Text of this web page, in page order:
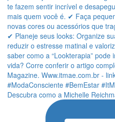
Descubra como a Michelle